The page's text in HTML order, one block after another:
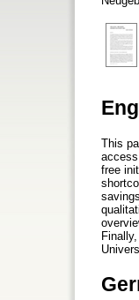
This
free